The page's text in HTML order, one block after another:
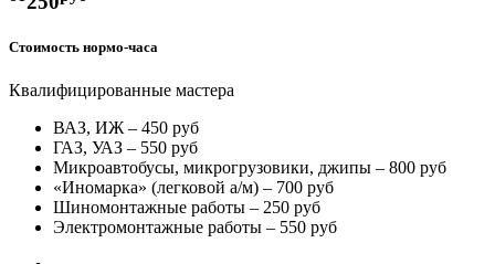
Стоимость нормо-часа
Квалифицированные мастера
ВАЗ, ИЖ – 450 руб
ГАЗ, УАЗ – 550 руб
Микроавтобусы, микрогрузовики, джипы – 800 руб
«Иномарка» (легковой а/м) – 700 руб
Шиномонтажные работы – 250 руб
Электромонтажные работы – 550 руб